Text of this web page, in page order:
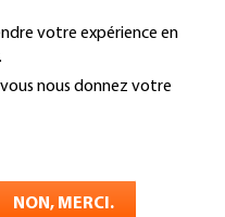
votre expérience en
nous donnez votre
NON, MERCI.
Recherche